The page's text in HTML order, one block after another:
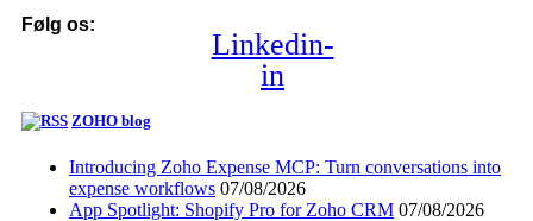
Følg os:
Linkedin-
in
ZOHO blog
Introducing Zoho Expense MCP: Turn conversations into
expense workflows 07/08/2026
App Spotlight: Shopify Pro for Zoho CRM 07/08/2026